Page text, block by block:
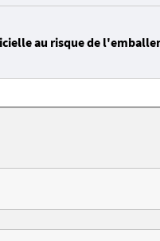
au risque de